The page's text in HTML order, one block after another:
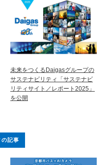
未来をつくるDaigasグループの
サステナビリティ「サステナビ
リティサイト／レポート2025」
を公開
の記事